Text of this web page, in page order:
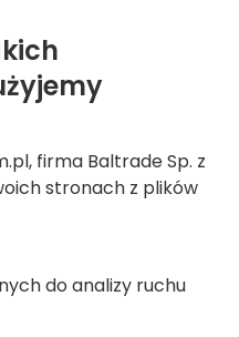
firma Baltrade Sp. z
stronach z plików
do analizy ruchu